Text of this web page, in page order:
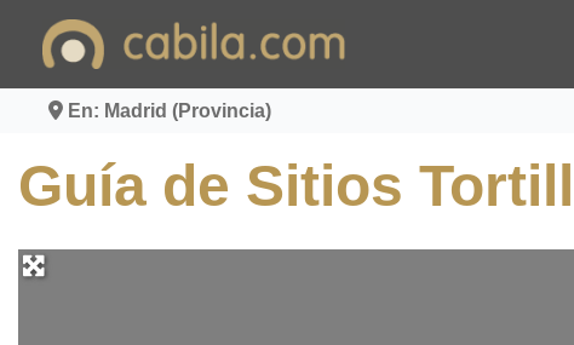
En: Madrid (Provincia)
Guía de Sitios